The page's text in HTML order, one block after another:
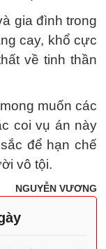
gia đình trong
cay, khổ cực
về tinh thần
muốn các
coi vụ án này
để hạn chế
vô tội.
NGUYỄN VƯƠNG